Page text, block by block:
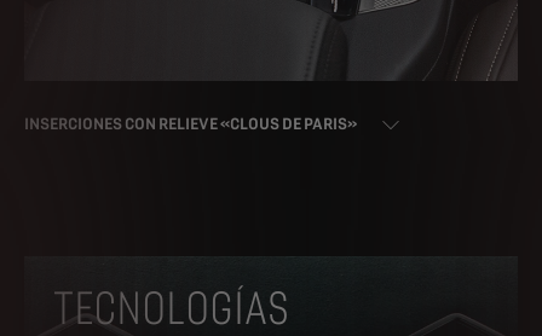
INSERCIONES CON RELIEVE «CLOUS DE PARIS»
TECNOLOGÍAS